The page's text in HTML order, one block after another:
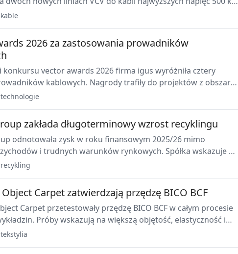
wspierają pomiar i kontrolę grubości ścianki, mimośrodowości
kable
2026 za zastosowania prowadników
konkursu vector awards 2026 firma igus wyróżniła cztery
kablowych. Nagrody trafiły do projektów z obszaru
produkcji mikrochipów, techniki scenicznej i
technologie
zakłada długoterminowy wzrost recyklingu
odnotowała zysk w roku finansowym 2025/26 mimo
i trudnych warunków rynkowych. Spółka wskazuje na
popyt na tworzywa i potrzebę wydajnych technologii
recykling
Carpet zatwierdzają przędzę BICO BCF
Carpet przetestowały przędzę BICO BCF w całym procesie
Próby wskazują na większą objętość, elastyczność i
użytkowaniu oraz potencjał dla koncepcji
tekstylia